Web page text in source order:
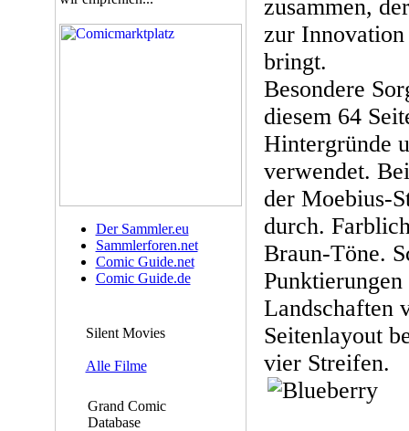
Der Sammler.eu
Sammlerforen.net
Comic Guide.net
Comic Guide.de
Silent Movies
Alle Filme
Grand Comic
Database
zusammen,
zur
bringt.
Besondere
diesem 64
Hintergründe
verwendet.
der Moebius-
durch.
Braun-Töne.
Landschaften
Seitenlayout
vier Streifen.